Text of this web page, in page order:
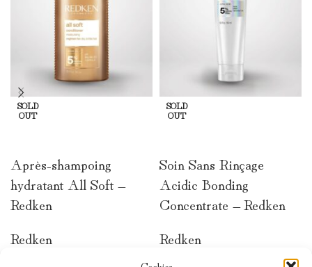
SOLD
OUT
Après-shampoing
hydratant All Soft –
Redken
Redken
SOLD
OUT
Soin Sans Rinçage
Acidic Bonding
Concentrate – Redken
Redken